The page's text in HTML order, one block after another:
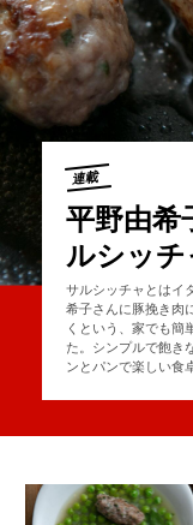
連載
平野由希
ルシッ
サルシッチャとはイ
希子さんに豚挽き肉
くという、家でも簡
た。シンプルで飽き
ンとパンで楽しい食